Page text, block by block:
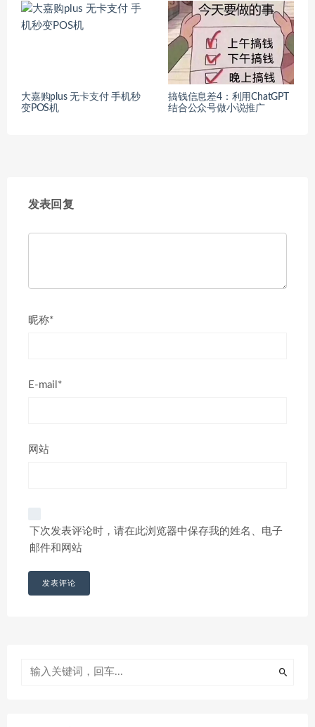
大嘉购plus 无卡支付 手机秒
变POS机
搞钱信息差4：利用ChatGPT
结合公众号做小说推广
发表回复
昵称*
E-mail*
网站
下次发表评论时，请在此浏览器中保存我的姓名、电子
邮件和网站